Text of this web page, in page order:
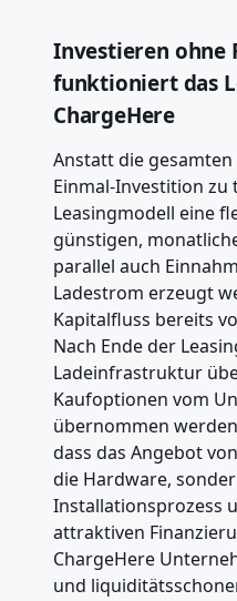
Investieren ohne
funktioniert das
ChargeHere
Anstatt die
Einmal-Investition
Leasingmodell eine
günstigen,
parallel auch
Ladestrom erzeugt
Kapitalfluss bereits
Nach Ende der
Ladeinfrastruktur
Kaufoptionen vom
übernommen
dass das Angebot
die Hardware,
Installationsprozess
attraktiven
ChargeHere
und